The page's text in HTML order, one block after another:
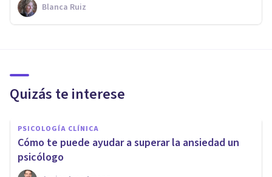
Blanca Ruiz
Quizás te interese
PSICOLOGÍA CLÍNICA
Cómo te puede ayudar a superar la ansiedad un
psicólogo